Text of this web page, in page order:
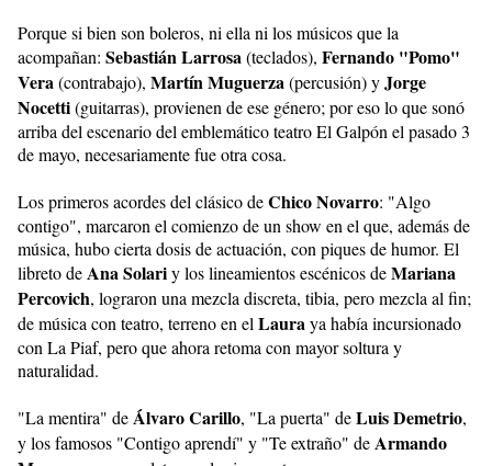
Porque si bien son boleros, ni ella ni los músicos que la
acompañan: Sebastián Larrosa(teclados), Fernando "Pomo"
Vera(contrabajo), Martín Muguerza(percusión) yJorge
Nocetti(guitarras), provienen de ese género; por eso lo que sonó
arriba del escenario del emblemático teatro El Galpón el pasado 3
de mayo, necesariamente fue otra cosa.
Los primeros acordes del clásico deChico Novarro: "Algo
contigo", marcaron el comienzo de un show en el que, además de
música, hubo cierta dosis de actuación, con piques de humor. El
libreto deAna Solariy los lineamientos escénicos deMariana
Percovich, lograron una mezcla discreta, tibia, pero mezcla al fin;
de música con teatro, terreno en elLauraya había incursionado
con La Piaf, pero que ahora retoma con mayor soltura y
naturalidad.
"La mentira" deÁlvaro Carillo, "La puerta" deLuis Demetrio,
y los famosos "Contigo aprendí" y "Te extraño" deArmando